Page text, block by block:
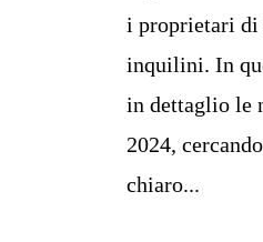
i proprietari
inquilini. In
in dettaglio le
2024,
chiaro...